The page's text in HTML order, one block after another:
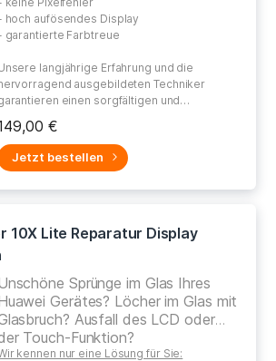
hoch aufösendes Display
garantierte Farbtreue
langjährige Erfahrung und die
ausgebildeten Techniker
einen sorgfältigen und
Ihres defekten Gerätes.
€
Jetzt bestellen
10X Lite Reparatur Display
Sprünge im Glas Ihres
Gerätes? Löcher im Glas mit
Ausfall des LCD oder
Touch-Funktion?
kennen nur eine Lösung für Sie: